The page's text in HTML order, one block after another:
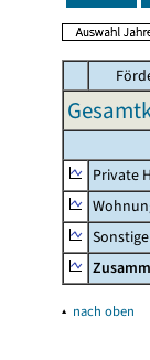
Private
Sonstige
▴ nach oben